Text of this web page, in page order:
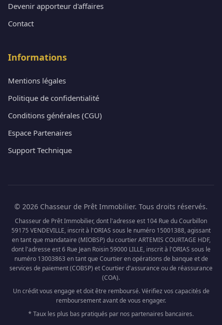
Devenir apporteur d'affaires
Contact
Informations
Mentions légales
Politique de confidentialité
Conditions générales (CGU)
Espace Partenaires
Support Technique
© 2026 Chasseur de Prêt Immobilier. Tous droits réservés.
Chasseur de Prêt Immobilier, dont l'adresse est 104 Rue du Courbillon
59175 VENDEVILLE, inscrit à l'ORIAS sous le numéro 15001388, agissant
en tant que mandataire (MIOBSP) du courtier ARTEMIS COURTAGE HDF,
dont l'adresse est 6 Rue Jean Roisin 59000 LILLE, inscrit à l'ORIAS sous le
numéro 13003863 en tant que Courtier en opérations de banque et de
services de paiement (COBSP) et Courtier d'assurance ou de réassurance
(COA).
Un crédit vous engage et doit être remboursé. Vérifiez vos capacités de
remboursement avant de vous engager.
* Taux les plus bas pratiqués par nos partenaires bancaires.